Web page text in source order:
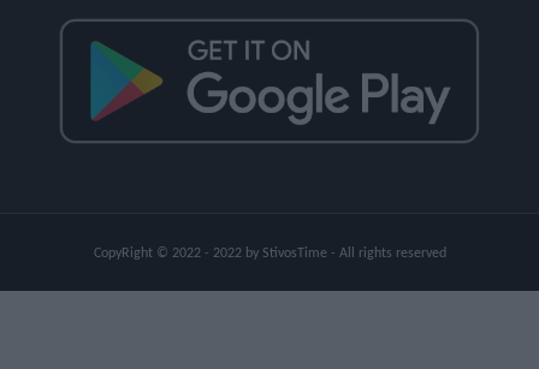
CopyRight © 2022 - 2022 by StivosTime - All rights reserved